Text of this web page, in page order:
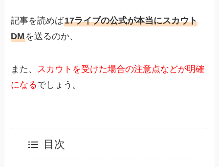
記事を読めば17ライブの公式が本当にスカウト
DMを送るのか、
また、 スカウトを受けた場合の注意点などが明確
になるでしょう。
目次